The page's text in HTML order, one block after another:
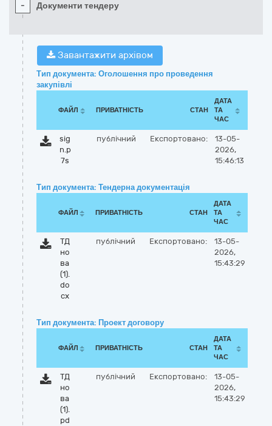
- Документи тендеру
Завантажити архівом
Тип документа: Оголошення про проведення
закупівлі
ФАЙЛ ПРИВАТНІСТЬ СТАН
ДАТА
ТА
ЧАС
sig
n.p
7s
публічний Експортовано:
13-05-
2026,
15:46:13
Тип документа: Тендерна документація
ФАЙЛ ПРИВАТНІСТЬ СТАН
ДАТА
ТА
ЧАС
ТД
но
ва
(1).
do
cx
публічний Експортовано:
13-05-
2026,
15:43:29
Тип документа: Проект договору
ФАЙЛ ПРИВАТНІСТЬ СТАН
ДАТА
ТА
ЧАС
ТД
но
ва
(1).
pd
публічний Експортовано:
13-05-
2026,
15:43:29